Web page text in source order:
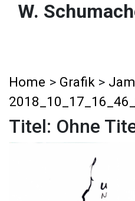
W.
Home > Grafik >
Titel: Ohne